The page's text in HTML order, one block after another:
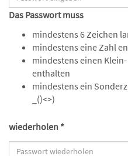
Das Passwort muss
mindestens 6 Zeichen
mindestens eine Zahl
mindestens einen
enthalten
mindestens ein
_()<>)
wiederholen *